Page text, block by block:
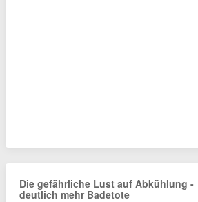
Die gefährliche Lust auf Abkühlung -
deutlich mehr Badetote